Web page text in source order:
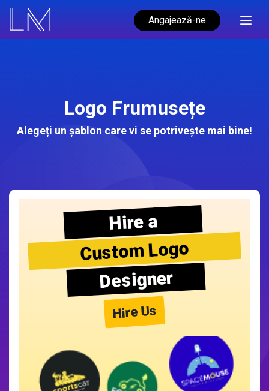
Angajează-ne
Logo Frumusețe
Alegeți un șablon care vi se potrivește mai bine!
Hire a
Custom Logo
Designer
Hire Us